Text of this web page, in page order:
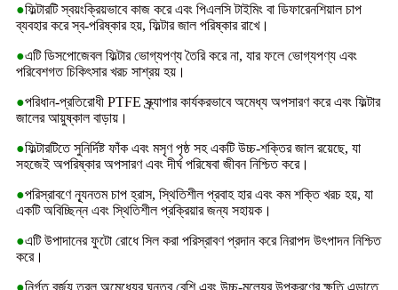
●ফিল্টারটি স্বয়ংক্রিয়ভাবে কাজ করে এবং পিএলসি টাইমিং বা ডিফারেনশিয়াল চাপ
ব্যবহার করে স্ব-পরিষ্কার হয়, ফিল্টার জাল পরিষ্কার রাখে।
●এটি ডিসপোজেবল ফিল্টার ভোগ্যপণ্য তৈরি করে না, যার ফলে ভোগ্যপণ্য এবং
পরিবেশগত চিকিৎসার খরচ সাশ্রয় হয়।
●পরিধান-প্রতিরোধী PTFE স্ক্র্যাপার কার্যকরভাবে অমেধ্য অপসারণ করে এবং ফিল্টার
জালের আয়ুষ্কাল বাড়ায়।
●ফিল্টারটিতে সুনির্দিষ্ট ফাঁক এবং মসৃণ পৃষ্ঠ সহ একটি উচ্চ-শক্তির জাল রয়েছে, যা
সহজেই অপরিষ্কার অপসারণ এবং দীর্ঘ পরিষেবা জীবন নিশ্চিত করে।
●পরিস্রাবণে ন্যূনতম চাপ হ্রাস, স্থিতিশীল প্রবাহ হার এবং কম শক্তি খরচ হয়, যা
একটি অবিচ্ছিন্ন এবং স্থিতিশীল প্রক্রিয়ার জন্য সহায়ক।
●এটি উপাদানের ফুটো রোধে সিল করা পরিস্রাবণ প্রদান করে নিরাপদ উৎপাদন নিশ্চিত
করে।
●নির্গত বর্জ্য তরল অমেধ্যের ঘনত্ব বেশি এবং উচ্চ-মূল্যের উপকরণের ক্ষতি এড়াতে